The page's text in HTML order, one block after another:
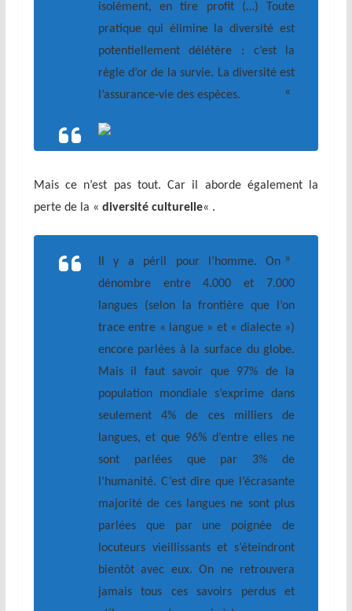
isolément, en tire profit (…) Toute
pratique qui élimine la diversité est
potentiellement délétère : c’est la
règle d’or de la survie. La diversité est
l’assurance-vie des espèces.
«
Mais ce n’est pas tout. Car il aborde également la
perte de la « diversité culturelle« .
»
Il y a péril pour l’homme. On
dénombre entre 4.000 et 7.000
langues (selon la frontière que l’on
trace entre « langue » et « dialecte »)
encore parlées à la surface du globe.
Mais il faut savoir que 97% de la
population mondiale s’exprime dans
seulement 4% de ces milliers de
langues, et que 96% d’entre elles ne
sont parlées que par 3% de
l’humanité. C’est dire que l’écrasante
majorité de ces langues ne sont plus
parlées que par une poignée de
locuteurs vieillissants et s’éteindront
bientôt avec eux. On ne retrouvera
jamais tous ces savoirs perdus et